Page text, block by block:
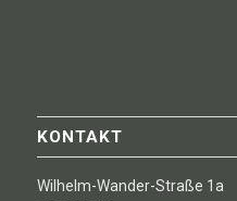
KONTAKT
Wilhelm-Wander-Straße 1a